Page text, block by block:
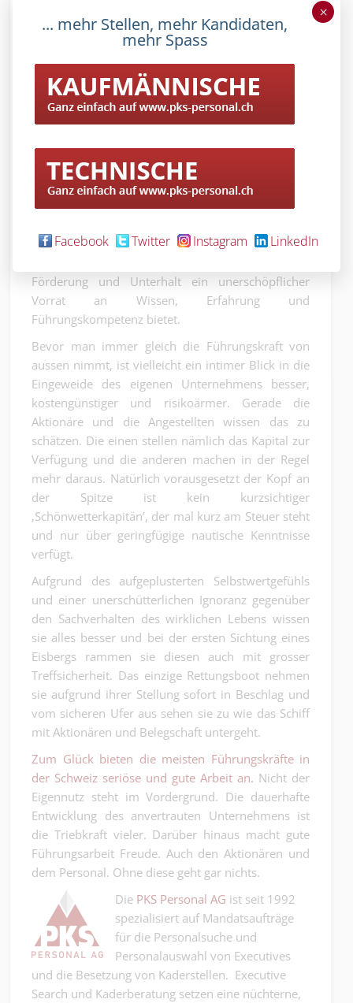
Steht die richtige Führungskraft am Ruder, dann ist die
unternehmerische Havarie weitaus seltener.
Belegschaft unter Umständen ein riesiges
Förderung und Unterhalt ein unerschöpflicher
Vorrat an Wissen, Erfahrung und
Führungskompetenz bietet.
Bevor man immer gleich die Führungskraft von
aussen nimmt, ist vielleicht ein intimer Blick in die
Eingeweide des eigenen Unternehmens besser,
kostengünstiger und risikoärmer. Gerade die
Aktionäre und die Angestellten wissen das zu
schätzen. Die einen stellen nämlich das Kapital zur
Verfügung und die anderen machen in der Regel
mehr daraus. Natürlich vorausgesetzt der Kopf an
der Spitze ist kein kurzsichtiger
‚Schönwetterkapitän’, der mal kurz am Steuer steht
und nur über geringfügige nautische Kenntnisse
verfügt.
Aufgrund des aufgeplusterten Selbstwertgefühls
und einer unerschütterlichen Ignoranz gegenüber
den Sachverhalten des wirklichen Lebens wissen
sie alles besser und bei der ersten Sichtung eines
Eisbergs rammen sie diesen auch mit grosser
Treffsicherheit. Das einzige Rettungsboot nehmen
sie aufgrund ihrer Stellung sofort in Beschlag und
vom sicheren Ufer aus sehen sie zu wie das Schiff
mit Aktionären und Belegschaft untergeht.
Zum Glück bieten die meisten Führungskräfte in
der Schweiz seriöse und gute Arbeit an. Nicht der
Eigennutz steht im Vordergrund. Die dauerhafte
Entwicklung des anvertrauten Unternehmens ist
die Triebkraft vieler. Darüber hinaus macht gute
Führungsarbeit Freude. Auch den Aktionären und
dem Personal. Ohne diese geht gar nichts.
Die PKS Personal AG ist seit 1992
spezialisiert auf Mandatsaufträge
für die Personalsuche und
Personalauswahl von Executives
und die Besetzung von Kaderstellen. Executive
Search und Kaderberatung setzen eine nüchterne,
... mehr Stellen, mehr Kandidaten,
mehr Spass
Facebook Twitter Instagram LinkedIn
×